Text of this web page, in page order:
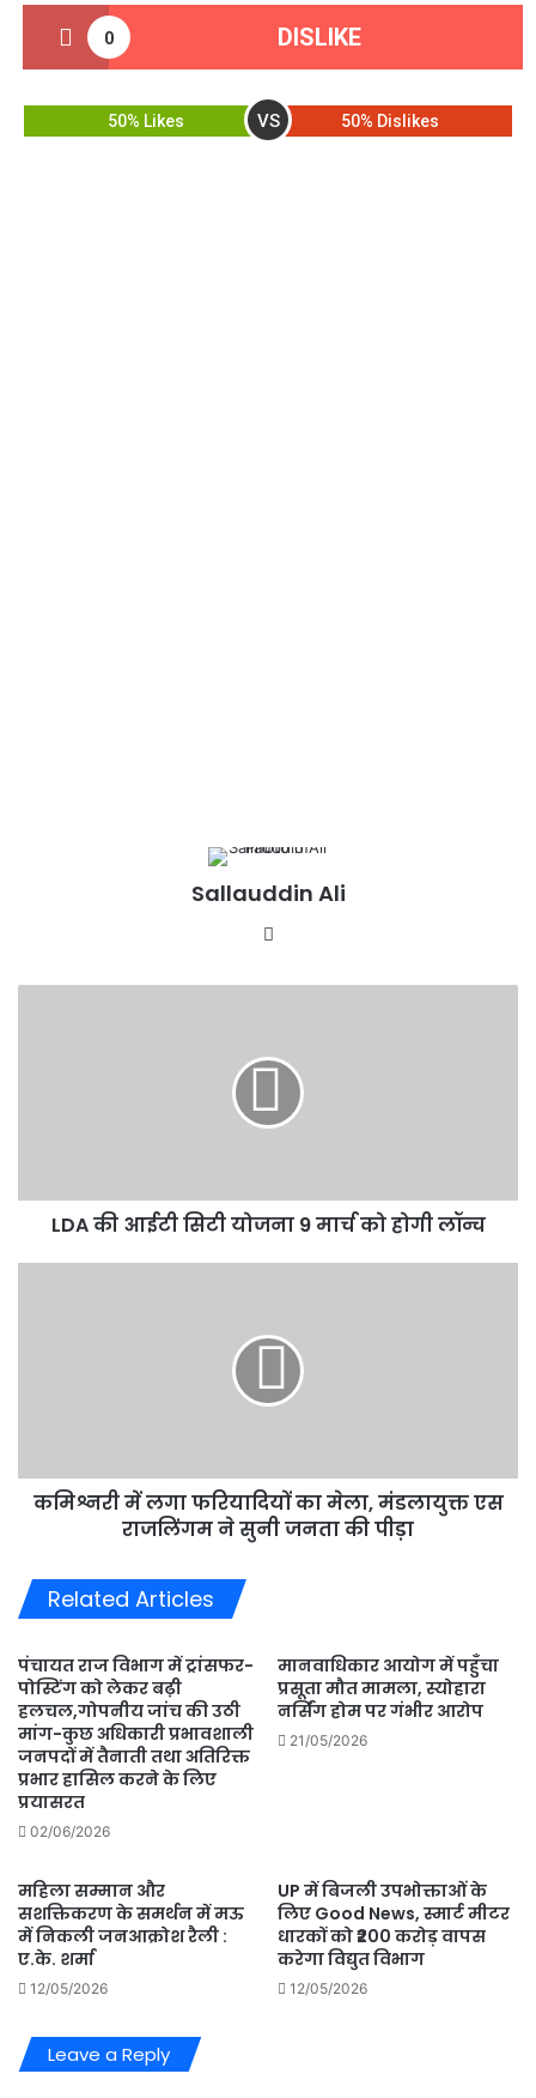
0 DISLIKE
50% Likes VS 50% Dislikes
Sallauddin Ali
होगी
LDA की आईटी सिटी योजना 9 मार्च को होगी लॉन्च
राजलिंगम
की
पीड़ा
कमिश्नरी में लगा फरियादियों का मेला, मंडलायुक्त एस
राजलिंगम ने सुनी जनता की पीड़ा
Related Articles
पंचायत राज विभाग में ट्रांसफर-
पोस्टिंग को लेकर बढ़ी
हलचल,गोपनीय जांच की उठी
मांग-कुछ अधिकारी प्रभावशाली
जनपदों में तैनाती तथा अतिरिक्त
प्रभार हासिल करने के लिए
प्रयासरत
02/06/2026
मानवाधिकार आयोग में पहुँचा
प्रसूता मौत मामला, स्योहारा
नर्सिंग होम पर गंभीर आरोप
21/05/2026
महिला सम्मान और
सशक्तिकरण के समर्थन में मऊ
में निकली जनआक्रोश रैली :
ए.के. शर्मा
12/05/2026
UP में बिजली उपभोक्ताओं के
लिए Good News, स्मार्ट मीटर
धारकों को ‌₹200 करोड़ वापस
करेगा विद्युत विभाग
12/05/2026
Leave a Reply